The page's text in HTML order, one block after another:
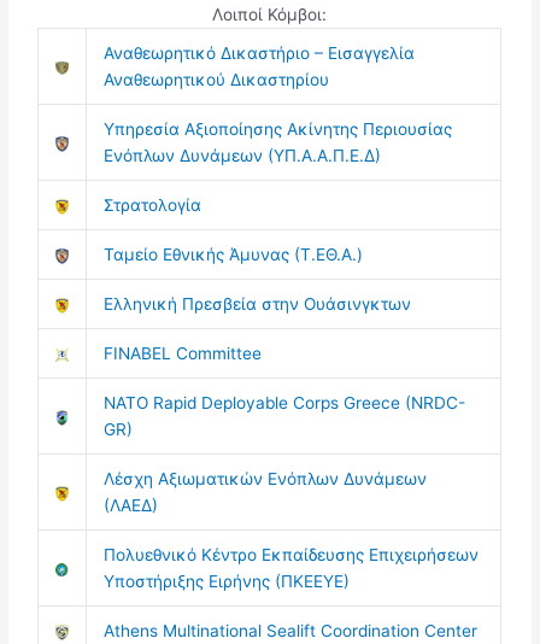
Λοιποί Κόμβοι:
Αναθεωρητικό Δικαστήριο – Εισαγγελία
Αναθεωρητικού Δικαστηρίου
Υπηρεσία Αξιοποίησης Ακίνητης Περιουσίας
Ενόπλων Δυνάμεων (ΥΠ.Α.Α.Π.Ε.Δ)
Στρατολογία
Ταμείο Εθνικής Άμυνας (Τ.ΕΘ.Α.)
Ελληνική Πρεσβεία στην Ουάσινγκτων
FINABEL Committee
NATO Rapid Deployable Corps Greece (NRDC-
GR)
Λέσχη Αξιωματικών Ενόπλων Δυνάμεων
(ΛΑΕΔ)
Πολυεθνικό Κέντρο Εκπαίδευσης Επιχειρήσεων
Υποστήριξης Ειρήνης (ΠΚΕΕΥΕ)
Athens Multinational Sealift Coordination Center